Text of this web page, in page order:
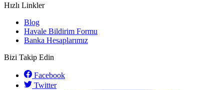
Hızlı Linkler
Blog
Havale Bildirim Formu
Banka Hesaplarımız
Bizi Takip Edin
Facebook
Twitter